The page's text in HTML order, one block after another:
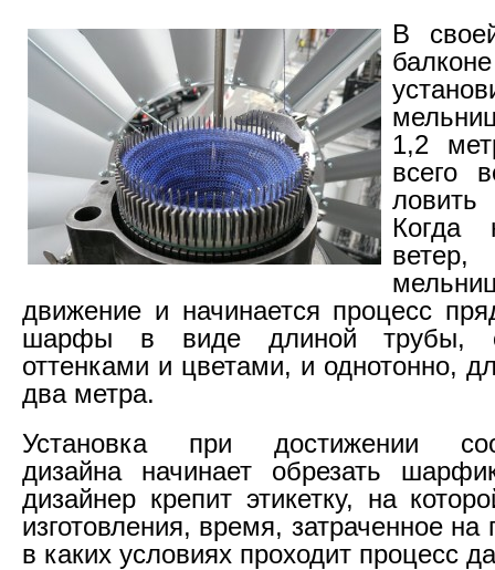
В
1,2
всего
Когда
движение и начинается процесс
шарфы в виде длиной трубы,
оттенками и цветами, и однотонно,
два метра.
Установка при достижении
дизайна начинает обрезать
дизайнер крепит этикетку, на
изготовления, время, затраченное на
в каких условиях проходит процесс